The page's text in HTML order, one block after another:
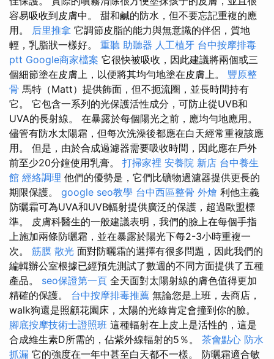
容易吸收到皮膚中。 甜和鹹的防水，但不要忘記重複的應
用。 后里推拿 它調節皮脂的能力與無意識的伴侶，質地
輕，乳脂狀一樣好。 重聽 助聽器 人工植牙 台中按摩排毒
ptt Google商家檔案 它很快被吸收，因此建議將兩個或三
個細節塗在皮膚上，以便將其均勻地塗在皮膚上。 豐原整
骨 馬特（Matt）提供飾面，但不扼流圈，並長時間持有
它。 它包含一系列的光保護活性成分，可防止從UVB和
UVA的長射線。 在暴露於每個陽光之前，應均勻地應用。
儘管有防水太陽霜，但每次洗澡後都應在白天經常重複該應
用。 但是，由於合成過濾器需要吸收時間，因此應在戶外
前至少20分鐘使用乳膏。 打掃家裡 安養院 新店 台中養生
館 經絡調理 他們的優勢是，它們比礦物過濾器提供更長的
期限保護。 google seo教學 台中西區整骨 外燴 利他主義
防曬霜可為UVA和UVB輻射提供廣泛的保護，超過歐盟標
準。 皮膚科醫生的一般建議表明，我們的臉上在每個手指
上施加兩條防曬霜，並在暴露於陽光下每2-3小時重複一
次。 筋膜 散光 面對防曬霜的選擇有很多問題，因此我們的
編輯辦公室根據已經預先測試了數週的不同方面提供了五種
產品。 seo保證第一頁 全天面對太陽射線的膚色值得更加
精確的保護。 台中按摩排毒推薦 無論您是上班，去商店，
walk狗還是照顧花園床，太陽的光線肯定會撞到你的臉。
腳底按摩技術士證照班 這種輻射在上皮上是活性的，這是
合成維生素D所需的，佔紫外線輻射的5％。 茶會點心 防水
抓漏 它的強度在一年中甚至白天都不一樣。 防曬霜適合敏